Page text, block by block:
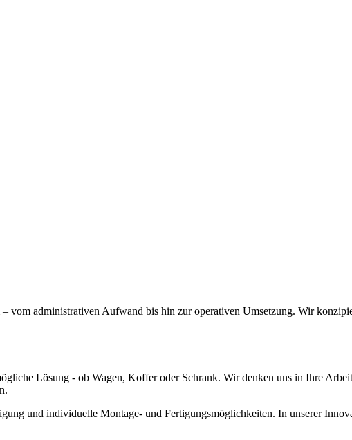
vom administrativen Aufwand bis hin zur operativen Umsetzung. Wir
Lösung - ob Wagen, Koffer oder Schrank. Wir denken uns in Ihre
und individuelle Montage- und Fertigungsmöglichkeiten. In unserer